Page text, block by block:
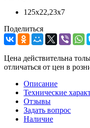
125х22,23х7
Поделиться
Цена действительна
отличаться от цен в
Описание
Технические
Отзывы
Задать вопрос
Наличие